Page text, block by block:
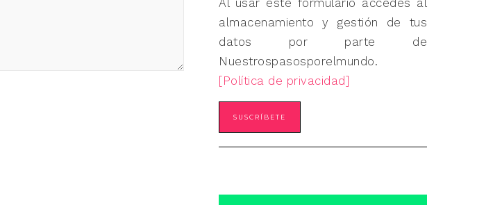
Al usar este formulario accedes al
almacenamiento y gestión de tus
datos por parte de
Nuestrospasosporelmundo.
[Política de privacidad]